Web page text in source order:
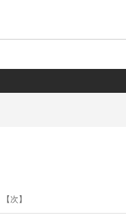
【次】